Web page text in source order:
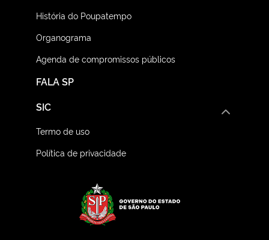
FALA SP
História do Poupatempo
Organograma
Agenda de compromissos públicos
SIC
Termo de uso
Política de privacidade